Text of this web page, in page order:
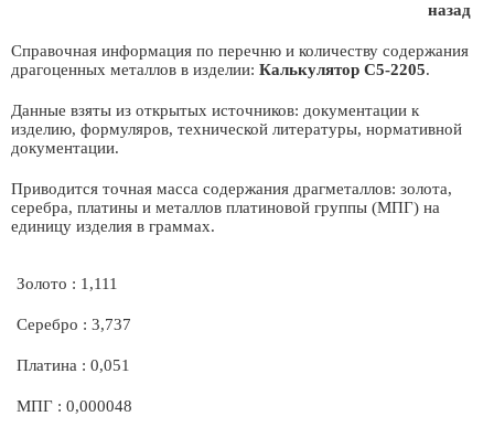
назад
Справочная информация по перечню и количеству содержания
драгоценных металлов в изделии: Калькулятор С5-2205.
Данные взяты из открытых источников: документации к
изделию, формуляров, технической литературы, нормативной
документации.
Приводится точная масса содержания драгметаллов: золота,
серебра, платины и металлов платиновой группы (МПГ) на
единицу изделия в граммах.
Золото : 1,111
Серебро : 3,737
Платина : 0,051
МПГ : 0,000048